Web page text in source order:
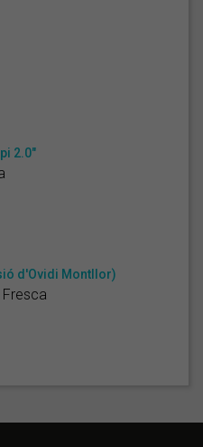
2.0"
d'Ovidi Montllor)
Fresca